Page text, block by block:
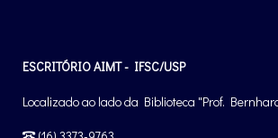
ESCRITÓRIO AIMT - IFSC/USP
Localizado ao lado da Biblioteca "Prof.